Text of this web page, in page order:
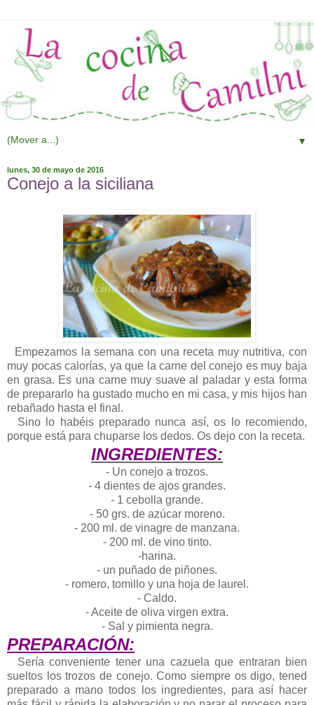
▼
lunes, 30 de mayo de 2016
Conejo a la siciliana
Empezamos la semana con una receta muy nutritiva, con
muy pocas calorías, ya que la carne del conejo es muy baja
en grasa. Es una carne muy suave al paladar y esta forma
de prepararlo ha gustado mucho en mi casa, y mis hijos han
rebañado hasta el final.
Sino lo habéis preparado nunca así, os lo recomiendo,
porque está para chuparse los dedos. Os dejo con la receta.
INGREDIENTES:
- Un conejo a trozos.
- 4 dientes de ajos grandes.
- 1 cebolla grande.
- 50 grs. de azúcar moreno.
- 200 ml. de vinagre de manzana.
- 200 ml. de vino tinto.
-harina.
- un puñado de piñones.
- romero, tomillo y una hoja de laurel.
- Caldo.
- Aceite de oliva virgen extra.
- Sal y pimienta negra.
PREPARACIÓN:
Sería conveniente tener una cazuela que entraran bien
sueltos los trozos de conejo. Como siempre os digo, tened
preparado a mano todos los ingredientes, para así hacer